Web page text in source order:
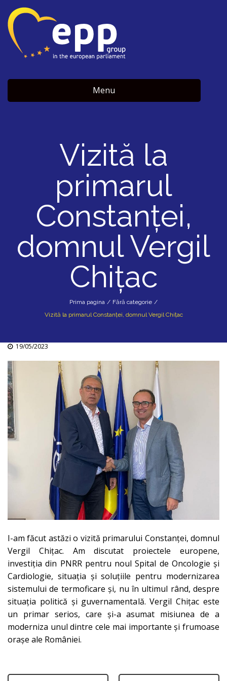
Menu
Vizită la
primarul
Constanței,
domnul Vergil
Chițac
Prima pagina / Fără categorie /
Vizită la primarul Constanței, domnul Vergil Chițac
19/05/2023
I-am făcut astăzi o vizită primarului Constanței, domnul
Vergil Chițac. Am discutat proiectele europene,
investiția din PNRR pentru noul Spital de Oncologie și
Cardiologie, situația și soluțiile pentru modernizarea
sistemului de termoficare și, nu în ultimul rând, despre
situația politică și guvernamentală. Vergil Chițac este
un primar serios, care și-a asumat misiunea de a
moderniza unul dintre cele mai importante și frumoase
orașe ale României.